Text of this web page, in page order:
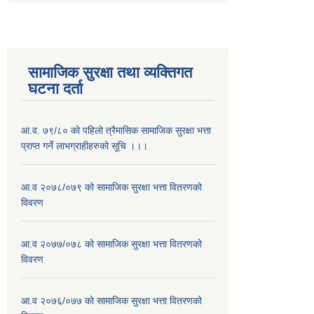
सामाजिक सुरक्षा तथा व्यक्तिगत
घटना दर्ता
आ.व. ७९/८० को पहिलो त्रैमासिक सामाजिक सुरक्षा भत्ता
प्राप्त गर्ने लाभग्राहीहरुको सूचि ।।।
आ.व २०७८/०७९ को सामाजिक सुरक्षा भत्ता वितरणको
विवरण
आ.व २०७७/०७८ को सामाजिक सुरक्षा भत्ता वितरणको
विवरण
आ.व २०७६/०७७ को सामाजिक सुरक्षा भत्ता वितरणको